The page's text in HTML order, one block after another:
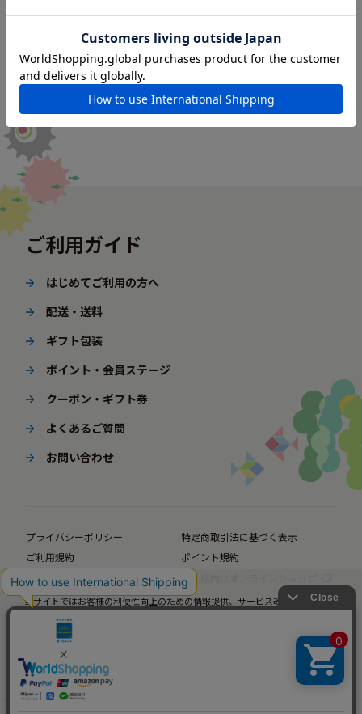
ご利用ガイド
はじめてご利用の方へ
配送・送料
ギフト包装
ポイント・会員ステージ
クーポン・ギフト券
よくあるご質問
お問い合わせ
プライバシーポリシー
特定商取引法に基づく表示
ご利用規約
ポイント規約
企業サイト
法人様向けオンラインショップ
当サイトではお客様の利便性向上のための情報提供、サービス改善のための分
当サイトの閲覧を継続された場合、Cookieの使用にご同意いただいたものとみ
なします。
詳細については